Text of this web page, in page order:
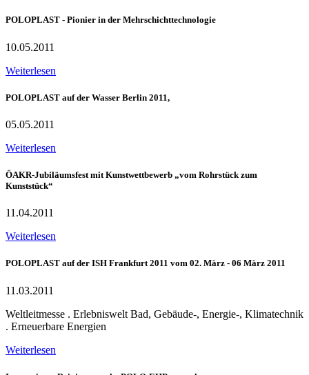
POLOPLAST - Pionier in der Mehrschichttechnologie
10.05.2011
Weiterlesen
POLOPLAST auf der Wasser Berlin 2011,
05.05.2011
Weiterlesen
ÖAKR-Jubiläumsfest mit Kunstwettbewerb „vom Rohrstück zum
Kunststück“
11.04.2011
Weiterlesen
POLOPLAST auf der ISH Frankfurt 2011 vom 02. März - 06 März 2011
11.03.2011
Weltleitmesse . Erlebniswelt Bad, Gebäude-, Energie-, Klimatechnik
. Erneuerbare Energien
Weiterlesen